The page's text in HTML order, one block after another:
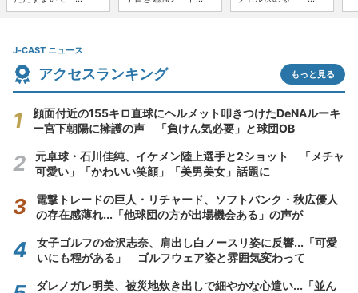
J-CAST ニュース
アクセスランキング もっと見る
顔面付近の155キロ直球にヘルメット叩きつけたDeNAルーキ
ー宮下朝陽に擁護の声 「負けん気必要」と球団OB
元卓球・石川佳純、イケメン陸上選手と2ショット 「メチャ
可愛い」「かわいい笑顔」「美男美女」話題に
電撃トレードの巨人・リチャード、ソフトバンク・秋広優人
の存在感薄れ...「他球団の方が出場機会ある」の声が
女子ゴルフの金沢志奈、肩出し白ノースリ姿に反響...「可愛
いにも程がある」 ゴルフウェア姿と雰囲気変わって
ダレノガレ明美、被災地炊き出しで細やかな心遣い...「並ん